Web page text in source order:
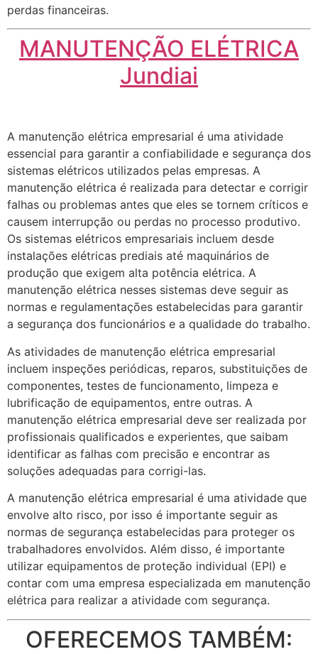
perdas financeiras.
MANUTENÇÃO ELÉTRICA
Jundiai
A manutenção elétrica empresarial é uma atividade
essencial para garantir a confiabilidade e segurança dos
sistemas elétricos utilizados pelas empresas. A
manutenção elétrica é realizada para detectar e corrigir
falhas ou problemas antes que eles se tornem críticos e
causem interrupção ou perdas no processo produtivo.
Os sistemas elétricos empresariais incluem desde
instalações elétricas prediais até maquinários de
produção que exigem alta potência elétrica. A
manutenção elétrica nesses sistemas deve seguir as
normas e regulamentações estabelecidas para garantir
a segurança dos funcionários e a qualidade do trabalho.
As atividades de manutenção elétrica empresarial
incluem inspeções periódicas, reparos, substituições de
componentes, testes de funcionamento, limpeza e
lubrificação de equipamentos, entre outras. A
manutenção elétrica empresarial deve ser realizada por
profissionais qualificados e experientes, que saibam
identificar as falhas com precisão e encontrar as
soluções adequadas para corrigi-las.
A manutenção elétrica empresarial é uma atividade que
envolve alto risco, por isso é importante seguir as
normas de segurança estabelecidas para proteger os
trabalhadores envolvidos. Além disso, é importante
utilizar equipamentos de proteção individual (EPI) e
contar com uma empresa especializada em manutenção
elétrica para realizar a atividade com segurança.
OFERECEMOS TAMBÉM: